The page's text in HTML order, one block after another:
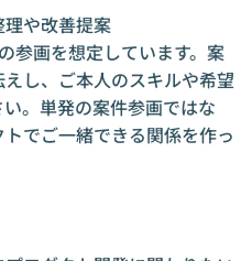
や改善提案
参画を想定しています。案
し、ご本人のスキルや希望
。単発の案件参画ではな
でご一緒できる関係を作っ